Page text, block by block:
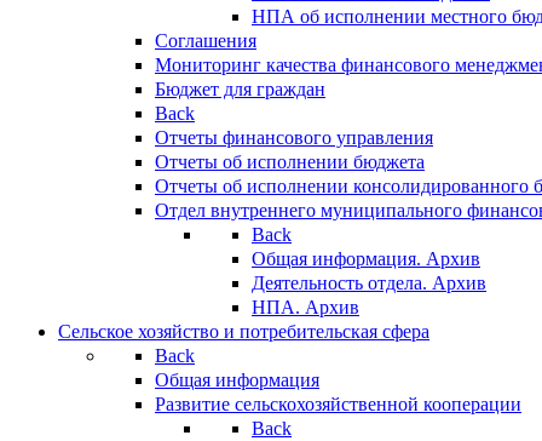
НПА об исполнении местного
Соглашения
Мониторинг качества финансового
Бюджет для граждан
Back
Отчеты финансового управления
Отчеты об исполнении бюджета
Отчеты об исполнении консолидированного
Отдел внутреннего муниципального
Back
Общая информация. Архив
Деятельность отдела. Архив
НПА. Архив
Сельское хозяйство и потребительская сфера
Back
Общая информация
Развитие сельскохозяйственной кооперации
Back